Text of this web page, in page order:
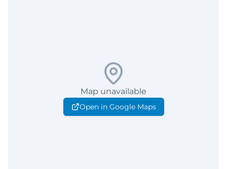
Map unavailable
Open in Google Maps